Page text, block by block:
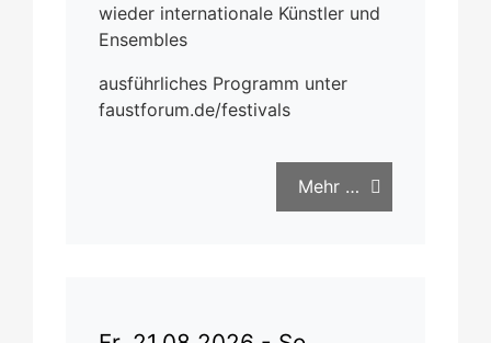
wieder internationale Künstler und
Ensembles
ausführliches Programm unter
faustforum.de/festivals
Mehr …